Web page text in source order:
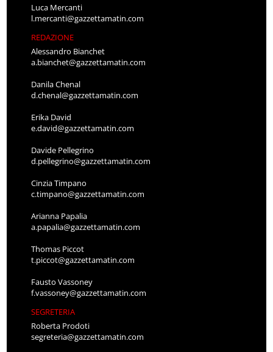
Luca Mercanti
l.mercanti@gazzettamatin.com
REDAZIONE
Alessandro Bianchet
a.bianchet@gazzettamatin.com
Danila Chenal
d.chenal@gazzettamatin.com
Erika David
e.david@gazzettamatin.com
Davide Pellegrino
d.pellegrino@gazzettamatin.com
Cinzia Timpano
c.timpano@gazzettamatin.com
Arianna Papalia
a.papalia@gazzettamatin.com
Thomas Piccot
t.piccot@gazzettamatin.com
Fausto Vassoney
f.vassoney@gazzettamatin.com
SEGRETERIA
Roberta Prodoti
segreteria@gazzettamatin.com